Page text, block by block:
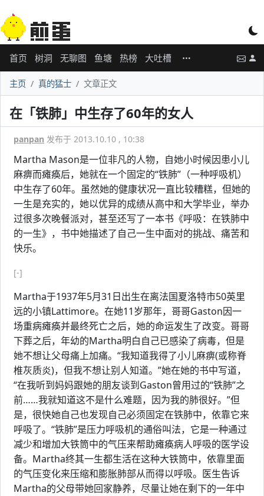
首页 树洞 无聊图 鱼塘 热榜 大吐槽
主页 真的猛士 文章正文
在「铁肺」中生存了60年的女人
panpan 发布于 2013.10.10 , 10:38
Martha Mason是一位非凡的人物，自她小时候因患小儿
麻痹而瘫痪后，她就在一个固定的“铁肺”（一种呼吸机）
中生存了60年。虽然她的健康状况一直比较糟糕，但她的
一生是充实的，她以优异的成绩从高中和大学毕业，举办
过很多次晚餐派对，甚至还写了一本书《呼吸：在铁肺中
的一生》，书中她描述了自己一生中面对的挑战、痛苦和
快乐。
[-]
Martha于1937年5月31日出生在离法国夏洛特市50英里
远的小镇Lattimore。在她11岁那年，哥哥Gaston因一
场重病瘫痪并最终死亡之后，她的命运发生了改变。哥哥
下葬之后，年幼的Martha明白自己已感染了病毒，但是
她不想让父母痛上加痛。“我知道我得了小儿麻痹(或称脊
椎灰质炎)，但我不想让别人知道。”她在她的书中写道，
“在我听到妈妈跟她的朋友谈到Gaston曾用过的“铁肺”之
前……我就知道这不是什么难题，因为我的肺很好。”但
是，很快她自己也发现自己必须固定在铁肺中，依靠它来
呼吸了。“铁肺”是压力呼吸机的通俗叫法，它是一种通过
减少和增加大铁筒中的气压来帮助瘫痪病人呼吸的医学设
备。Martha终其一生都生活在这种大铁筒中，依靠里面
的气压变化来压缩和膨胀肺部从而得以呼吸。医生告诉
Martha的父母带她回家静养，尽量让她在剩下的一年中